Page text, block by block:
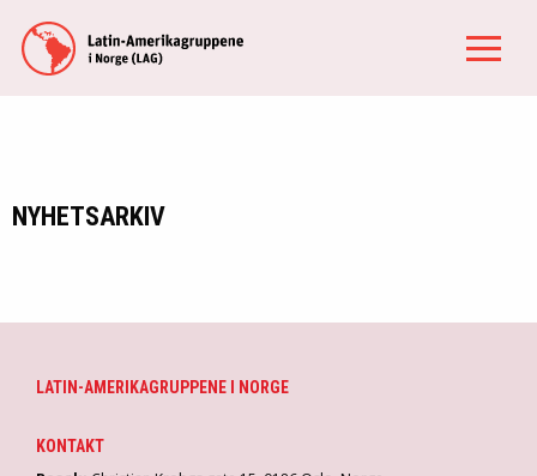
NYHETSARKIV
LATIN-AMERIKAGRUPPENE I NORGE
KONTAKT